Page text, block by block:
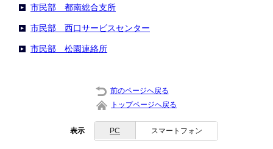
市民部 都南総合支所
市民部 西口サービスセンター
市民部 松園連絡所
前のページへ戻る
トップページへ戻る
表示 PC スマートフォン